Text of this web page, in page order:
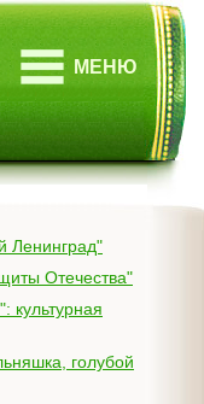
МЕНЮ
Ленинград"
Отечества"